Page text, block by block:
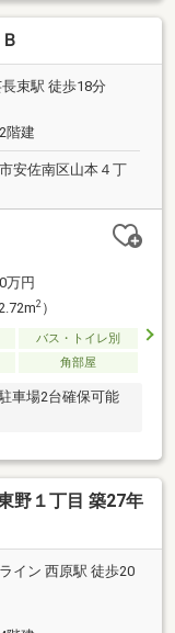
束駅 徒歩18分
階建
安佐南区山本４丁
万円
2）
バス・トイレ別
角部屋
車場2台確保可能
野１丁目 築27年
イン 西原駅 徒歩20